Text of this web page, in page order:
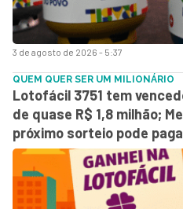
3 de agosto de 2026 - 5:37
QUEM QUER SER UM MILIONÁRIO
Lotofácil 3751 tem
de quase R$ 1,8 milhão;
próximo sorteio pode